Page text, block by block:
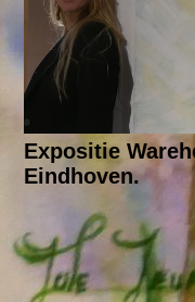
Expositie
Eindhoven.